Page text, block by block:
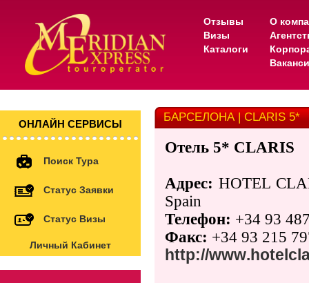
Отзывы
Визы
Каталоги
О
ОНЛАЙН СЕРВИСЫ
Поиск Тура
Статус Заявки
Статус Визы
Личный Кабинет
БАРСЕЛОНА | CLARIS 5*
Отель 5* CLARIS
Адрес: HOTEL
Spain
Телефон: +34 93
Факс: +34 93 215
http://www.